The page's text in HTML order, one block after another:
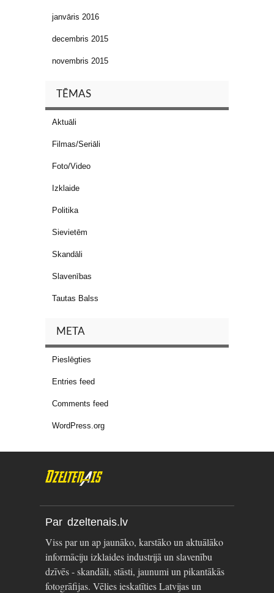
janvāris 2016
decembris 2015
novembris 2015
TĒMAS
Aktuāli
Filmas/Seriāli
Foto/Video
Izklaide
Politika
Sievietēm
Skandāli
Slavenības
Tautas Balss
META
Pieslēgties
Entries feed
Comments feed
WordPress.org
Par dzeltenais.lv
Viss par un ap jaunāko, karstāko un aktuālāko
informāciju izklaides industrijā un slavenību
dzīvēs - skandāli, stāsti, jaunumi un pikantākās
fotogrāfijas. Vēlies ieskatīties Latvijas un